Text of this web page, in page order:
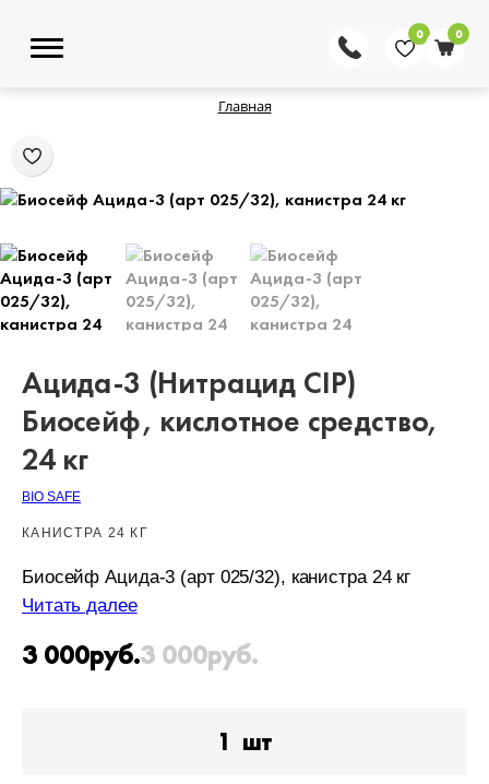
0 0
Главная
Ацида-3 (Нитрацид CIP)
Биосейф, кислотное средство,
24 кг
BIO SAFE
КАНИСТРА 24 КГ
Биосейф Ацида-3 (арт 025/32), канистра 24 кг
Читать далее
3 000руб.3 000руб.
1 шт